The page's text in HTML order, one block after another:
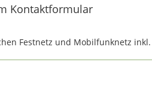
Kontaktformular
Festnetz und Mobilfunknetz inkl.